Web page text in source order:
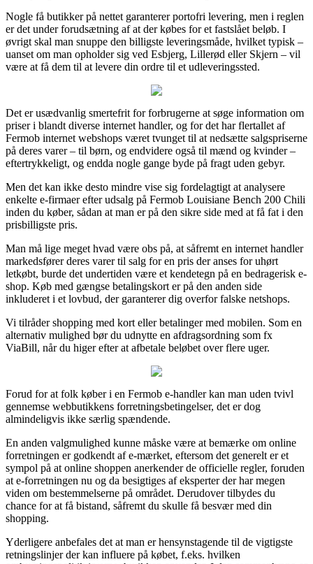
Nogle få butikker på nettet garanterer portofri levering, men i reglen
er det under forudsætning af at der købes for et fastslået beløb. I
øvrigt skal man snuppe den billigste leveringsmåde, hvilket typisk –
uanset om man opholder sig ved Esbjerg, Lillerød eller Skjern – vil
være at få dem til at levere din ordre til et udleveringssted.
Det er usædvanlig smertefrit for forbrugerne at søge information om
priser i blandt diverse internet handler, og for det har flertallet af
Fermob internet webshops været tvunget til at nedsætte salgspriserne
på deres varer – til børn, og endvidere også til mænd og kvinder –
eftertrykkeligt, og endda nogle gange byde på fragt uden gebyr.
Men det kan ikke desto mindre vise sig fordelagtigt at analysere
enkelte e-firmaer efter udsalg på Fermob Louisiane Bench 200 Chili
inden du køber, sådan at man er på den sikre side med at få fat i den
prisbilligste pris.
Man må lige meget hvad være obs på, at såfremt en internet handler
markedsfører deres varer til salg for en pris der anses for uhørt
letkøbt, burde det undertiden være et kendetegn på en bedragerisk e-
shop. Køb med gængse betalingskort er på den anden side
inkluderet i et lovbud, der garanterer dig overfor falske netshops.
Vi tilråder shopping med kort eller betalinger med mobilen. Som en
alternativ mulighed bør du udnytte en afdragsordning som fx
ViaBill, når du higer efter at afbetale beløbet over flere uger.
Forud for at folk køber i en Fermob e-handler kan man uden tvivl
gennemse webbutikkens forretningsbetingelser, det er dog
almindeligvis ikke særlig spændende.
En anden valgmulighed kunne måske være at bemærke om online
forretningen er godkendt af e-mærket, eftersom det generelt er et
sympol på at online shoppen anerkender de officielle regler, foruden
at e-forretningen nu og da besigtiges af eksperter der har megen
viden om bestemmelserne på området. Derudover tilbydes du
chance for at få bistand, såfremt du skulle få besvær med din
shopping.
Yderligere anbefales det at man er hensynstagende til de vigtigste
retningslinjer der kan influere på købet, f.eks. hvilken